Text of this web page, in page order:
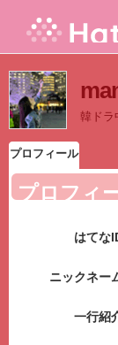
韓ドラ
プロフィール
プロフィ
はてな
ニックネー
一行紹